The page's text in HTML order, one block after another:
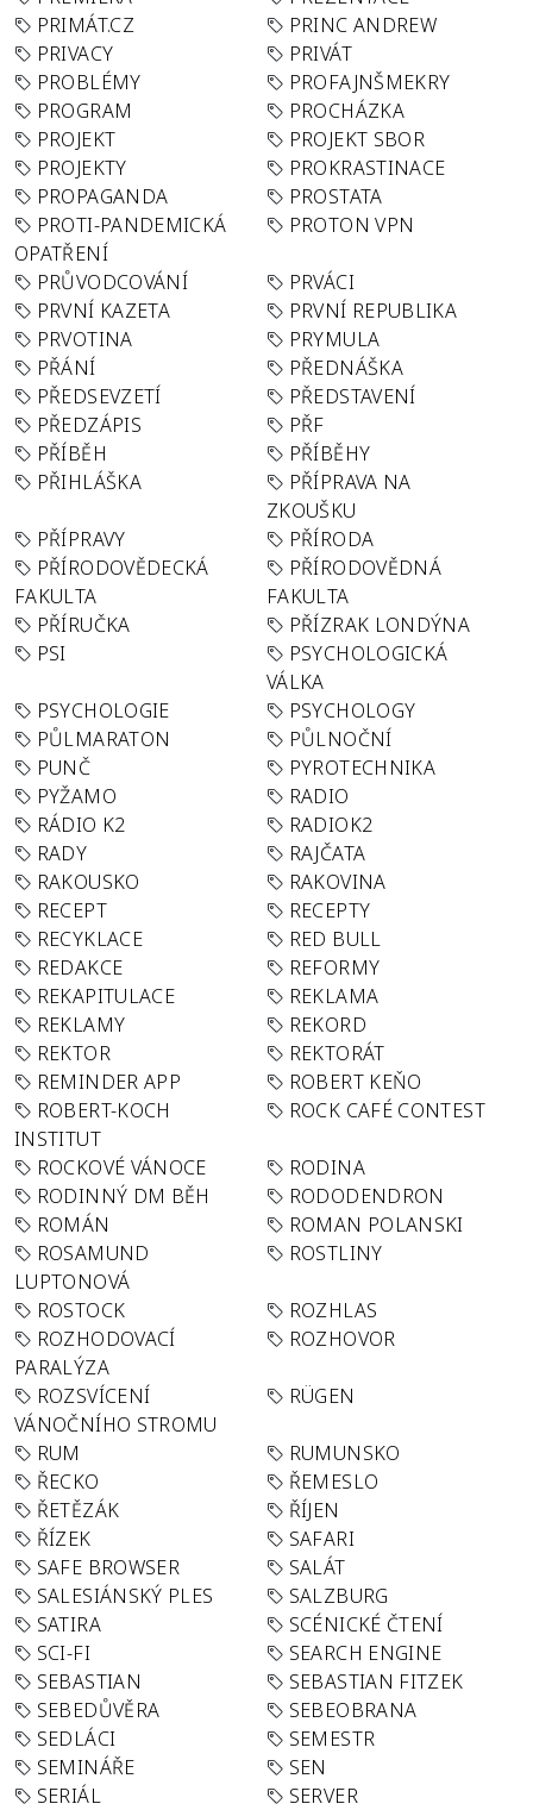
PRIMÁT.CZ
PRINC ANDREW
PRIVACY
PRIVÁT
PROBLÉMY
PROFAJNŠMEKRY
PROGRAM
PROCHÁZKA
PROJEKT
PROJEKT SBOR
PROJEKTY
PROKRASTINACE
PROPAGANDA
PROSTATA
PROTI-PANDEMICKÁ
OPATŘENÍ
PROTON VPN
PRŮVODCOVÁNÍ
PRVÁCI
PRVNÍ KAZETA
PRVNÍ REPUBLIKA
PRVOTINA
PRYMULA
PŘÁNÍ
PŘEDNÁŠKA
PŘEDSEVZETÍ
PŘEDSTAVENÍ
PŘEDZÁPIS
PŘF
PŘÍBĚH
PŘÍBĚHY
PŘIHLÁŠKA
PŘÍPRAVA NA
ZKOUŠKU
PŘÍPRAVY
PŘÍRODA
PŘÍRODOVĚDECKÁ
FAKULTA
PŘÍRODOVĚDNÁ
FAKULTA
PŘÍRUČKA
PŘÍZRAK LONDÝNA
PSI
PSYCHOLOGICKÁ
VÁLKA
PSYCHOLOGIE
PSYCHOLOGY
PŮLMARATON
PŮLNOČNÍ
PUNČ
PYROTECHNIKA
PYŽAMO
RADIO
RÁDIO K2
RADIOK2
RADY
RAJČATA
RAKOUSKO
RAKOVINA
RECEPT
RECEPTY
RECYKLACE
RED BULL
REDAKCE
REFORMY
REKAPITULACE
REKLAMA
REKLAMY
REKORD
REKTOR
REKTORÁT
REMINDER APP
ROBERT KEŇO
ROBERT-KOCH
INSTITUT
ROCK CAFÉ CONTEST
ROCKOVÉ VÁNOCE
RODINA
RODINNÝ DM BĚH
RODODENDRON
ROMÁN
ROMAN POLANSKI
ROSAMUND
LUPTONOVÁ
ROSTLINY
ROSTOCK
ROZHLAS
ROZHODOVACÍ
PARALÝZA
ROZHOVOR
ROZSVÍCENÍ
VÁNOČNÍHO STROMU
RÜGEN
RUM
RUMUNSKO
ŘECKO
ŘEMESLO
ŘETĚZÁK
ŘÍJEN
ŘÍZEK
SAFARI
SAFE BROWSER
SALÁT
SALESIÁNSKÝ PLES
SALZBURG
SATIRA
SCÉNICKÉ ČTENÍ
SCI-FI
SEARCH ENGINE
SEBASTIAN
SEBASTIAN FITZEK
SEBEDŮVĚRA
SEBEOBRANA
SEDLÁCI
SEMESTR
SEMINÁŘE
SEN
SERIÁL
SERVER